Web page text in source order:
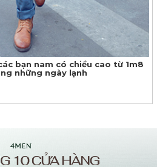
bạn nam có chiều cao từ 1m8
những ngày lạnh